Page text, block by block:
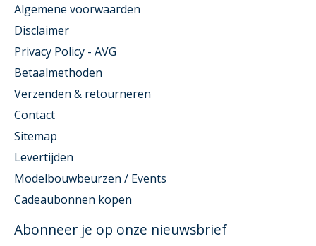
Algemene voorwaarden
Disclaimer
Privacy Policy - AVG
Betaalmethoden
Verzenden & retourneren
Contact
Sitemap
Levertijden
Modelbouwbeurzen / Events
Cadeaubonnen kopen
Abonneer je op onze nieuwsbrief